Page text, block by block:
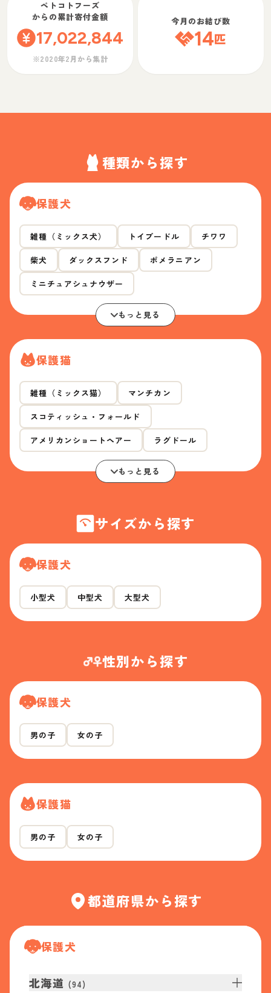
ペトコトフーズ
からの累計寄付金額
17,022,844
※2020年2月から集計
今月のお結び数
14匹
種類から探す
保護犬
雑種（ミックス犬） トイプードル チワワ
柴犬 ダックスフンド ポメラニアン
ミニチュアシュナウザー
もっと見る
保護猫
雑種（ミックス猫） マンチカン
スコティッシュ・フォールド
アメリカンショートヘアー ラグドール
もっと見る
サイズから探す
保護犬
小型犬 中型犬 大型犬
性別から探す
保護犬
男の子 女の子
保護猫
男の子 女の子
都道府県から探す
保護犬
北海道 (94)